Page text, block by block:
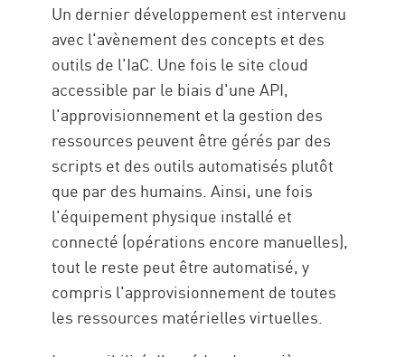
Un dernier développement est intervenu
avec l'avènement des concepts et des
outils de l'IaC. Une fois le site cloud
accessible par le biais d'une API,
l'approvisionnement et la gestion des
ressources peuvent être gérés par des
scripts et des outils automatisés plutôt
que par des humains. Ainsi, une fois
l'équipement physique installé et
connecté (opérations encore manuelles),
tout le reste peut être automatisé, y
compris l'approvisionnement de toutes
les ressources matérielles virtuelles.